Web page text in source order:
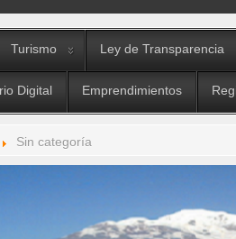
Turismo Ley de Transparencia
Digital Emprendimientos
Sin categoría